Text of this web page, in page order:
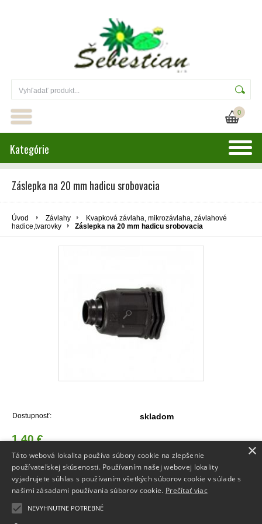
0
Kategórie
Záslepka na 20 mm hadicu srobovacia
Úvod Závlahy
Kvapková závlaha, mikrozávlaha, závlahové
hadice,tvarovky
Záslepka na 20 mm hadicu srobovacia
Dostupnosť: skladom
1,40 €
Do košíka
×
Táto webová lokalita používa súbory cookie na zlepšenie
používateľskej skúsenosti. Používaním našej webovej lokality
vyjadrujete súhlas s používaním všetkých súborov cookie v súlade s
našimi zásadami používania súborov cookie. Prečítať viac
NEVYHNUTNE POTREBNÉ